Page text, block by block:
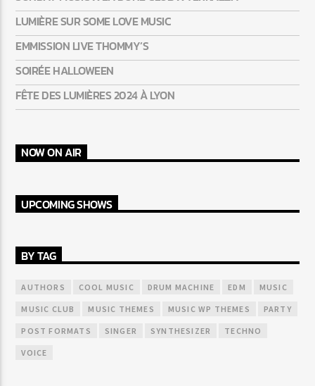
LUMIÈRE SUR SOME LOVE MUSIC
EMMISSION LIVE THOMMY’S
SOIRÉE HALLOWEEN
FÊTE DES LUMIÈRES 2024 À LYON
NOW ON AIR
UPCOMING SHOWS
BY TAG
AUTHORS COOL MUSIC DRUM MACHINE EDM MUSIC
MUSIC CLUB MUSIC THEMES MUSIC WP THEMES PARTY
POST FORMATS SINGER SYNTHESIZER TECHNO
VOICE